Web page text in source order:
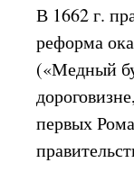
В 1662 г.
реформа
(«Медный
первых